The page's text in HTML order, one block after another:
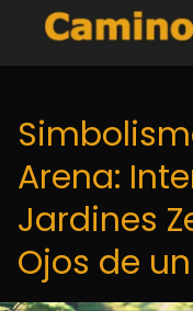
Arena:
Jardines
Ojos de